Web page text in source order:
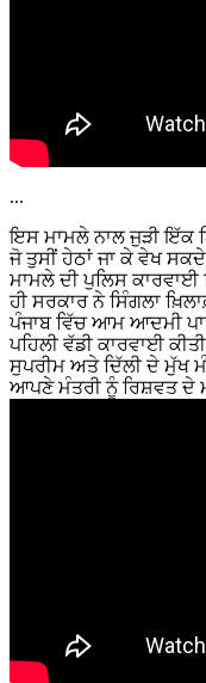
...
ਇਸ ਮਾਮਲੇ ਨਾਲ ਜੁੜੀ ਇੱਕ
ਜੋ ਤੁਸੀਂ ਹੇਠਾਂ ਜਾ ਕੇ ਵੇਖ
ਮਾਮਲੇ ਦੀ ਪੁਲਿਸ
ਹੀ ਸਰਕਾਰ ਨੇ ਸਿੰਗਲਾ
ਪੰਜਾਬ ਵਿੱਚ ਆਮ ਆਦਮੀ
ਪਹਿਲੀ ਵੱਡੀ ਕਾਰਵਾਈ
ਸੁਪਰੀਮ ਅਤੇ ਦਿੱਲੀ ਦੇ ਮੁੱਖ
ਆਪਣੇ ਮੰਤਰੀ ਨੂੰ ਰਿਸ਼ਵਤ ਦੇ